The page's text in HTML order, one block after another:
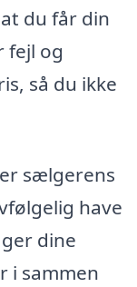
du får din
fejl og
så du ikke
sælgerens
have
dine
i sammen